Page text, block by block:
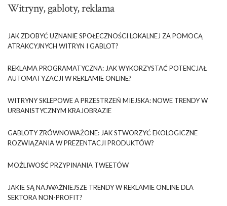
Witryny, gabloty, reklama
JAK ZDOBYĆ UZNANIE SPOŁECZNOŚCI LOKALNEJ ZA POMOCĄ
ATRAKCYJNYCH WITRYN I GABLOT?
REKLAMA PROGRAMATYCZNA: JAK WYKORZYSTAĆ POTENCJAŁ
AUTOMATYZACJI W REKLAMIE ONLINE?
WITRYNY SKLEPOWE A PRZESTRZEŃ MIEJSKA: NOWE TRENDY W
URBANISTYCZNYM KRAJOBRAZIE
GABLOTY ZRÓWNOWAŻONE: JAK STWORZYĆ EKOLOGICZNE
ROZWIĄZANIA W PREZENTACJI PRODUKTÓW?
MOŻLIWOŚĆ PRZYPINANIA TWEETÓW
JAKIE SĄ NAJWAŻNIEJSZE TRENDY W REKLAMIE ONLINE DLA
SEKTORA NON-PROFIT?